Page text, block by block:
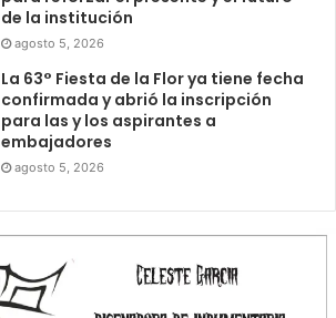
de la institución
agosto 5, 2026
La 63° Fiesta de la Flor ya tiene fecha
confirmada y abrió la inscripción
para las y los aspirantes a
embajadores
agosto 5, 2026